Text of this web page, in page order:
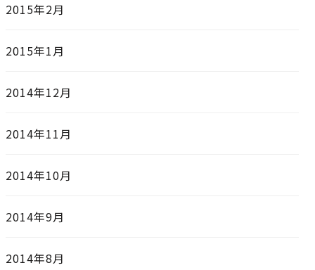
2015年2月
2015年1月
2014年12月
2014年11月
2014年10月
2014年9月
2014年8月